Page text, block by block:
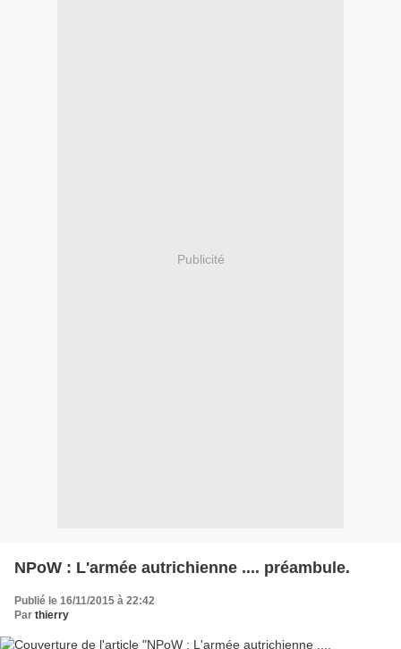
Publicité
NPoW : L'armée autrichienne .... préambule.
Publié le 16/11/2015 à 22:42
Par thierry